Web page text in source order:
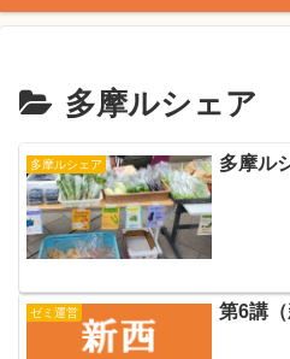
多摩ルシェア
多摩ルシェア 多摩ル
ゼミ運営 第6講（